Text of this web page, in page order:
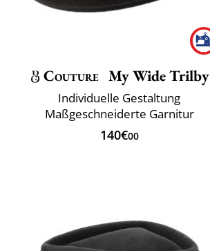
Couture My Wide Trilby
Individuelle Gestaltung
Maßgeschneiderte Garnitur
140€00